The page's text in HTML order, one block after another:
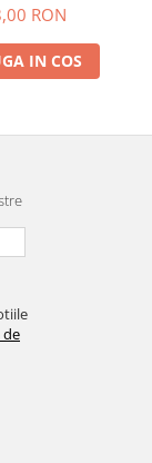
RON
IN COS
de